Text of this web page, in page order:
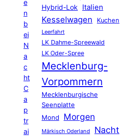
e
n
b
ei
N
a
c
ht
C
a
p
tr
ai
Hybrid-Lok Italien
Kesselwagen Kuchen
Leerfahrt
LK Dahme-Spreewald
LK Oder-Spree
Mecklenburg-
Vorpommern
Mecklenburgische
Seenplatte
Mond
Morgen
Märkisch Oderland Nacht